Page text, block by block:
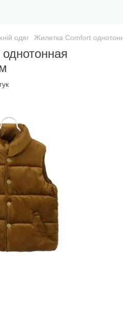
одяг Жилетка Comfort